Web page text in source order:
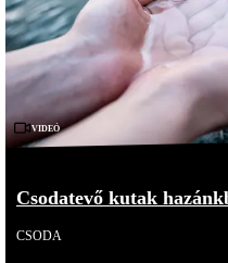
Videó
Csodatevő kutak
CSODA